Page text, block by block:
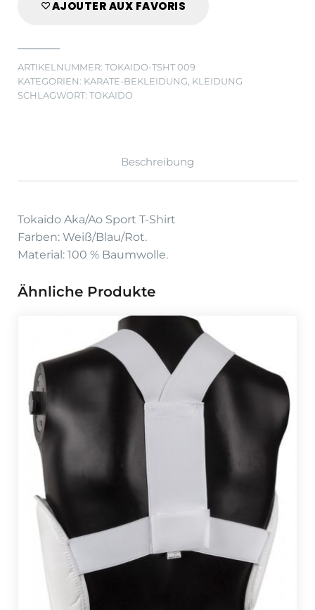
AJOUTER AUX FAVORIS
ARTIKELNUMMER: TOKAIDO-TSHT 009
KATEGORIEN: KARATE-BEKLEIDUNG KLEIDUNG
SCHLAGWORT: TOKAIDO
Beschreibung
Tokaido Aka/Ao Sport T-Shirt
Farben: Weiß/Blau/Rot.
Material: 100 % Baumwolle.
Ähnliche Produkte